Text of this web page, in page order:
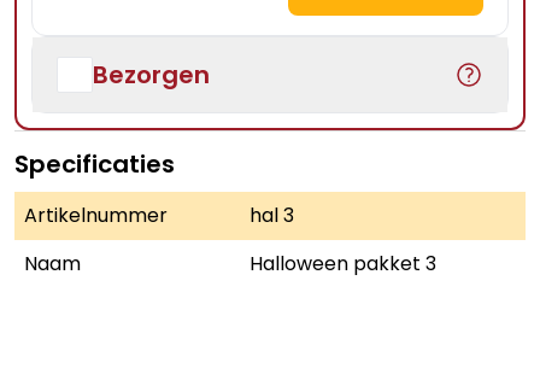
Bezorgen
Specificaties
Artikelnummer
hal 3
Naam
Halloween pakket 3